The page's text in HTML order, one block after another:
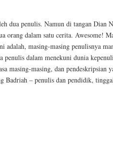
dua penulis. Namun di tangan Dian
orang dalam satu cerita. Awesome!
masing-masing penulisnya
penulis dalam menekuni dunia
masing-masing, dan pendeskripsian
Badriah – penulis dan pendidik,